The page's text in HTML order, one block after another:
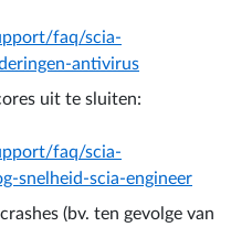
faq/scia-
antivirus
uit te sluiten:
faq/scia-
snelheid-scia-engineer
(bv. ten gevolge van